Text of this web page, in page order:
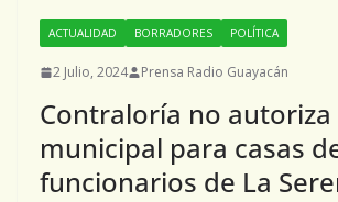
ACTUALIDAD BORRADORES POLÍTICA
2 Julio, 2024 Prensa Radio Guayacán
Contraloría no
municipal para casas
funcionarios de La